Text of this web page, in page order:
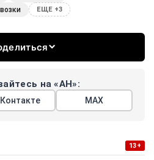
ЕЩЕ +3
на «АН»:
МАХ
13+